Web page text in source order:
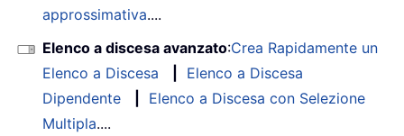
approssimativa....
Elenco a discesa avanzato:Crea Rapidamente un
Elenco a Discesa
Elenco a Discesa
Dipendente
Elenco a Discesa con Selezione
Multipla....